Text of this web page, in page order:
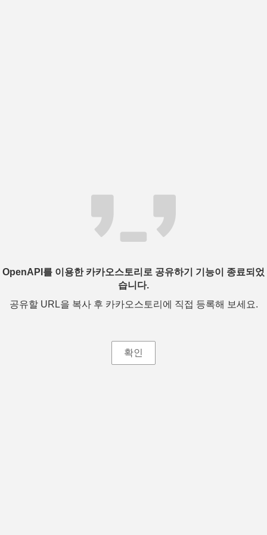
OpenAPI를 이용한 카카오스토리로 공유하기 기능이 종료되었
습니다.
공유할 URL을 복사 후 카카오스토리에 직접 등록해 보세요.
확인